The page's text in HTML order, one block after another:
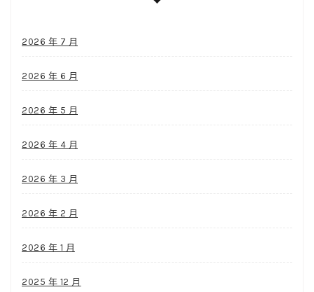
2026 年 7 月
2026 年 6 月
2026 年 5 月
2026 年 4 月
2026 年 3 月
2026 年 2 月
2026 年 1 月
2025 年 12 月